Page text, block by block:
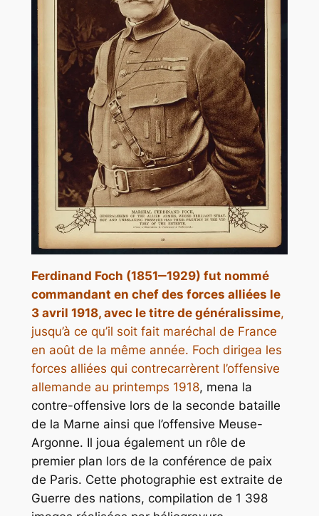
Ferdinand Foch (1851‒1929) fut nommé
commandant en chef des forces alliées le
3 avril 1918, avec le titre de généralissime,
jusqu’à ce qu’il soit fait maréchal de France
en août de la même année. Foch dirigea les
forces alliées qui contrecarrèrent l’offensive
allemande au printemps 1918, mena la
contre-offensive lors de la seconde bataille
de la Marne ainsi que l’offensive Meuse-
Argonne. Il joua également un rôle de
premier plan lors de la conférence de paix
de Paris. Cette photographie est extraite de
Guerre des nations, compilation de 1 398